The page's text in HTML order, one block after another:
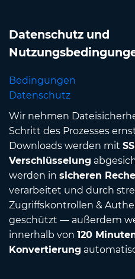
Datenschutz und
Bedingungen
Datenschutz
Wir nehmen
Schritt des Prozesses
Downloads werden mit
Verschlüsselung
werden in sicheren
verarbeitet und durch
Zugriffskontrollen &
geschützt — außerdem
innerhalb von 120
Konvertierung